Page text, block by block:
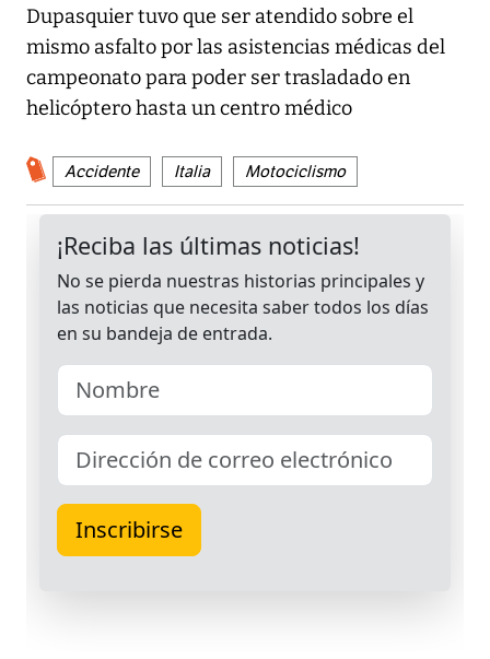
Dupasquier tuvo que ser atendido sobre el
mismo asfalto por las asistencias médicas del
campeonato para poder ser trasladado en
helicóptero hasta un centro médico
Accidente Italia Motociclismo